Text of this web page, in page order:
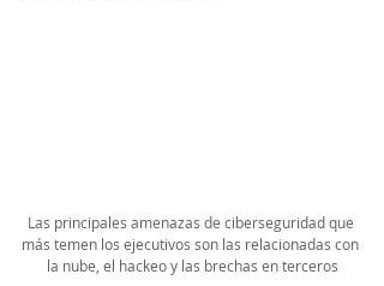
Las principales amenazas de ciberseguridad que
más temen los ejecutivos son las relacionadas con
la nube, el hackeo y las brechas en terceros